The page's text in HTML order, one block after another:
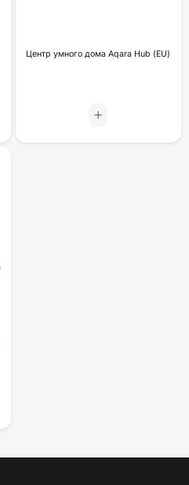
Центр умного дома Aqara Hub (EU)